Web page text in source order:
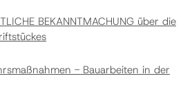
BEKANNTMACHUNG über die
- Bauarbeiten in der